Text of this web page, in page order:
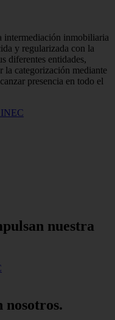
inmobiliaria
y regularizada con la
diferentes entidades,
la categorización mediante
presencia en todo el
nuestra
nosotros.